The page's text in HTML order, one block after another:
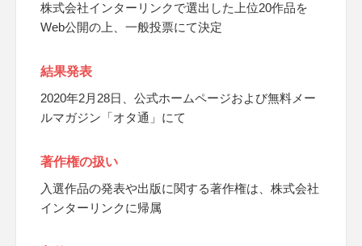
株式会社インターリンクで選出した上位20作品を
Web公開の上、一般投票にて決定
結果発表
2020年2月28日、公式ホームページおよび無料メー
ルマガジン「オタ通」にて
著作権の扱い
入選作品の発表や出版に関する著作権は、株式会社
インターリンクに帰属